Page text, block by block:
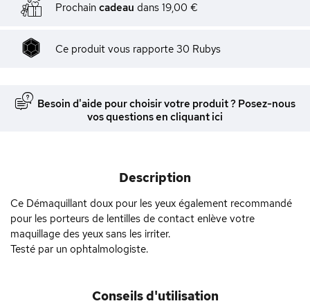
Prochain cadeau dans 19,00 €
Ce produit vous rapporte 30 Rubys
Besoin d'aide pour choisir votre produit ? Posez-nous
vos questions en cliquant ici
Description
Ce Démaquillant doux pour les yeux également recommandé
pour les porteurs de lentilles de contact enlève votre
maquillage des yeux sans les irriter.
Testé par un ophtalmologiste.
Conseils d'utilisation